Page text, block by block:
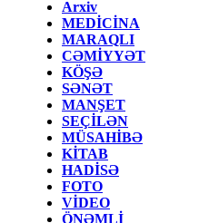
Arxiv
MEDİCİNA
MARAQLI
CƏMİYYƏT
KÖŞƏ
SƏNƏT
MANŞET
SEÇİLƏN
MÜSAHİBƏ
KİTAB
HADİSƏ
FOTO
VİDEO
ÖNƏMLİ